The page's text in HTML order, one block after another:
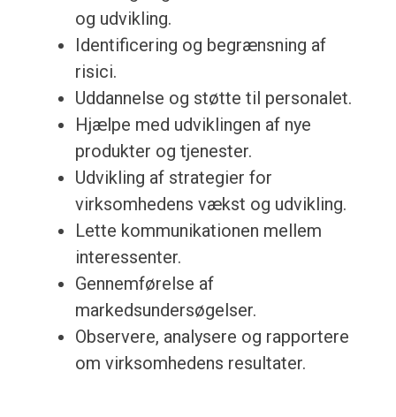
og udvikling.
Identificering og begrænsning af
risici.
Uddannelse og støtte til personalet.
Hjælpe med udviklingen af nye
produkter og tjenester.
Udvikling af strategier for
virksomhedens vækst og udvikling.
Lette kommunikationen mellem
interessenter.
Gennemførelse af
markedsundersøgelser.
Observere, analysere og rapportere
om virksomhedens resultater.